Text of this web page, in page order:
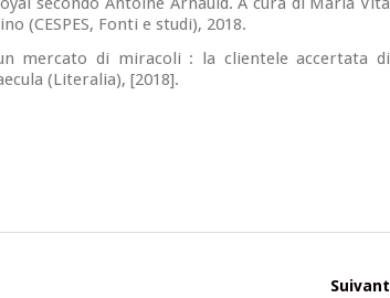
(CESPES, Fonti e studi), 2018.
mercato di miracoli : la clientele accertata di
(Literalia), [2018].
Suivant